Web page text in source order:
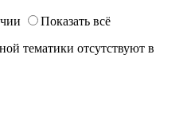
Показать всё
тематики отсутствуют в